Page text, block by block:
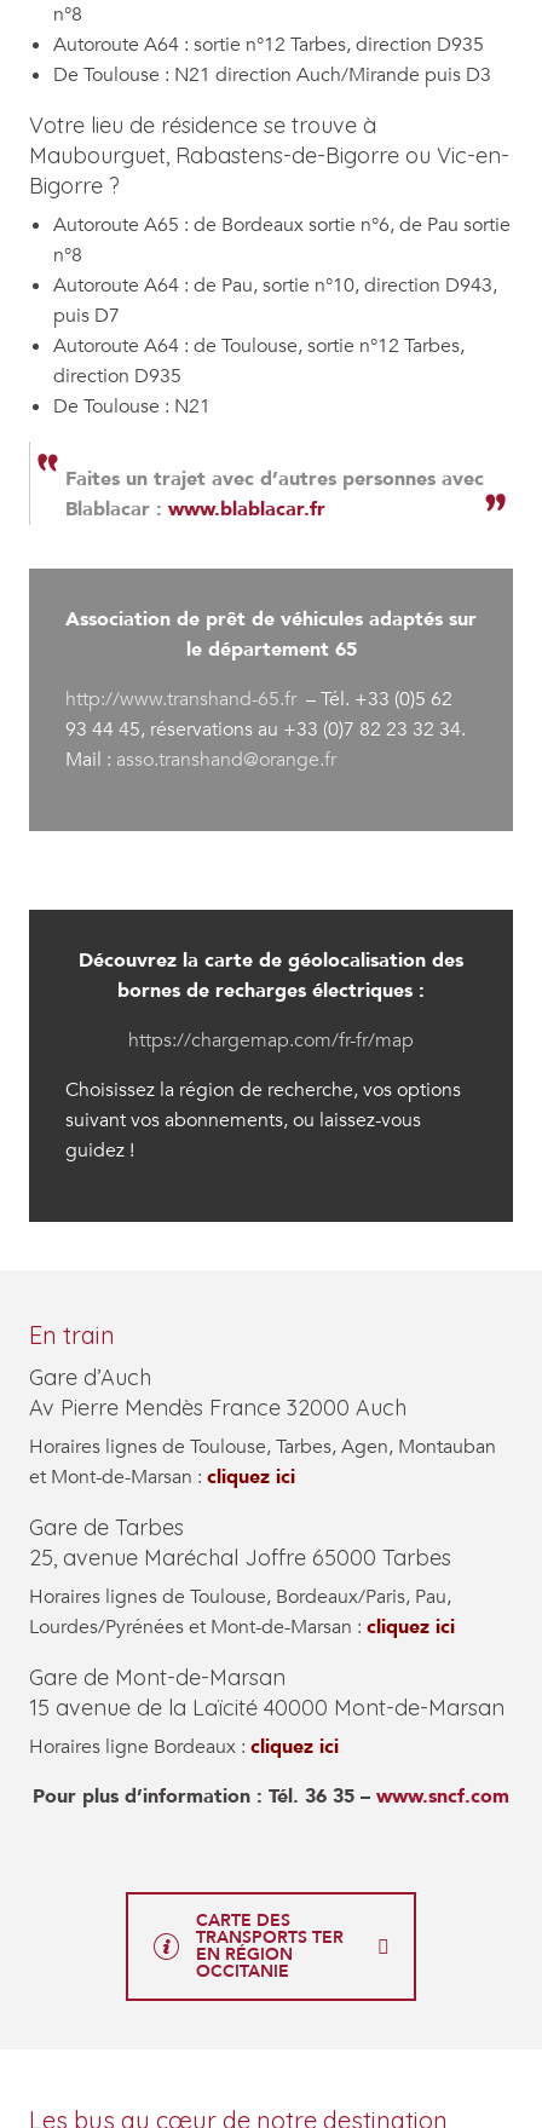
n°8
Autoroute A64 : sortie n°12 Tarbes, direction D935
De Toulouse : N21 direction Auch/Mirande puis D3
Votre lieu de résidence se trouve à
Maubourguet, Rabastens-de-Bigorre ou Vic-en-
Bigorre ?
Autoroute A65 : de Bordeaux sortie n°6, de Pau sortie
n°8
Autoroute A64 : de Pau, sortie n°10, direction D943,
puis D7
Autoroute A64 : de Toulouse, sortie n°12 Tarbes,
direction D935
De Toulouse : N21
Faites un trajet avec d’autres personnes avec
Blablacar : www.blablacar.fr
Association de prêt de véhicules adaptés sur
le département 65
http://www.transhand-65.fr– Tél. +33 (0)5 62
93 44 45, réservations au +33 (0)7 82 23 32 34.
Mail : asso.transhand@orange.fr
Découvrez la carte de géolocalisation des
bornes de recharges électriques :
https://chargemap.com/fr-fr/map
Choisissez la région de recherche, vos options
suivant vos abonnements, ou laissez-vous
guidez !
En train
Gare d’Auch
Av Pierre Mendès France 32000 Auch
Horaires lignes de Toulouse, Tarbes, Agen, Montauban
et Mont-de-Marsan : cliquez ici
Gare de Tarbes
25, avenue Maréchal Joffre 65000 Tarbes
Horaires lignes de Toulouse, Bordeaux/Paris, Pau,
Lourdes/Pyrénées et Mont-de-Marsan : cliquez ici
Gare de Mont-de-Marsan
15 avenue de la Laïcité 40000 Mont-de-Marsan
Horaires ligne Bordeaux : cliquez ici
Pour plus d’information : Tél. 36 35 – www.sncf.com
CARTE DES
TRANSPORTS TER
EN RÉGION
OCCITANIE
Les bus au cœur de notre destination